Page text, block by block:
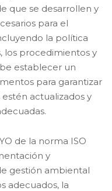
que se desarrollen y
para el
la política
los procedimientos y
establecer un
para garantizar
actualizados y
de la norma ISO
y
gestión ambiental
adecuados, la